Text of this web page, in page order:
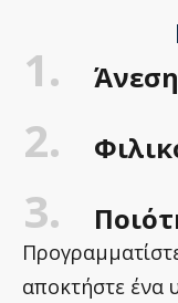
1. Άνεση
2.
3.
αποκτήστε ένα